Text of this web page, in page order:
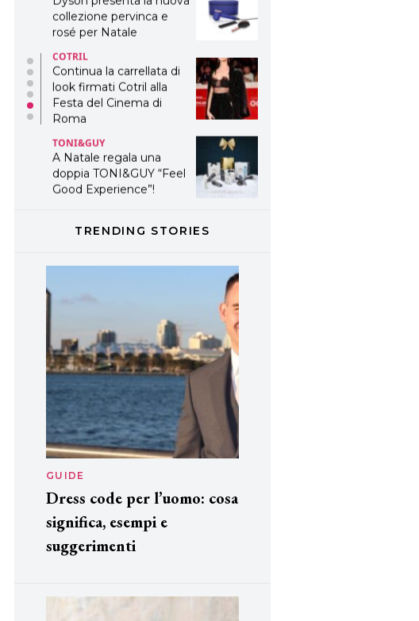
collezione pervinca e
rosé per Natale
COTRIL
Continua la carrellata di
look firmati Cotril alla
Festa del Cinema di
Roma
TONI&GUY
A Natale regala una
doppia TONI&GUY “Feel
Good Experience”!
LABEL.M lancia la sua
DAVINES
cofanetti beauty preziosi
per un regalo adatto ad
ogni capello
TRENDING STORIES
GUIDE
Dress code per l’uomo: cosa
significa, esempi e
suggerimenti